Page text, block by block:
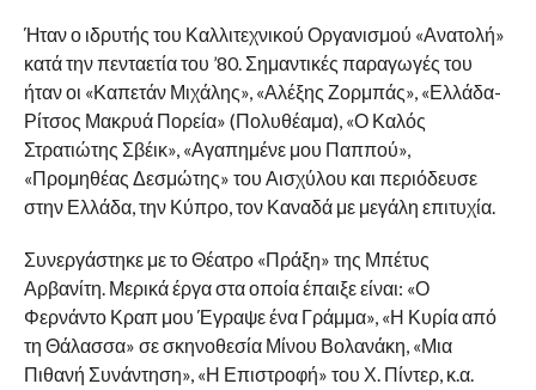
Ήταν ο ιδρυτής του Καλλιτεχνικού Οργανισμού «Ανατολή»
κατά την πενταετία του ’80. Σημαντικές παραγωγές του
ήταν οι «Καπετάν Μιχάλης», «Αλέξης Ζορμπάς», «Ελλάδα-
Ρίτσος Μακρυά Πορεία» (Πολυθέαμα), «Ο Καλός
Στρατιώτης Σβέικ», «Αγαπημένε μου Παππού»,
«Προμηθέας Δεσμώτης» του Αισχύλου και περιόδευσε
στην Ελλάδα, την Κύπρο, τον Καναδά με μεγάλη επιτυχία.
Συνεργάστηκε με το Θέατρο «Πράξη» της Μπέτυς
Αρβανίτη. Μερικά έργα στα οποία έπαιξε είναι: «Ο
Φερνάντο Κραπ μου Έγραψε ένα Γράμμα», «Η Κυρία από
τη Θάλασσα» σε σκηνοθεσία Μίνου Βολανάκη, «Μια
Πιθανή Συνάντηση», «Η Επιστροφή» του Χ. Πίντερ, κ.α.